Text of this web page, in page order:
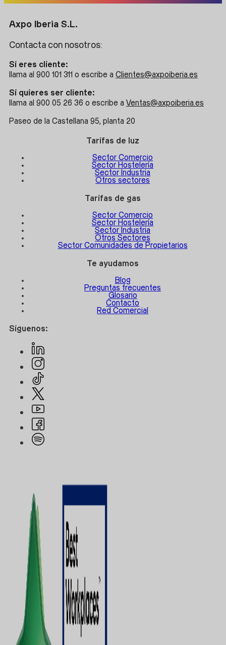
Axpo Iberia S.L.
Contacta con nosotros:
Si eres cliente:
llama al 900 101 311 o escribe a Clientes@axpoiberia.es
Si quieres ser cliente:
llama al 900 05 26 36 o escribe a Ventas@axpoiberia.es
Paseo de la Castellana 95, planta 20
Tarifas de luz
Sector Comercio
Sector Hostelería
Sector Industria
Otros sectores
Tarifas de gas
Sector Comercio
Sector Hostelería
Sector Industria
Otros Sectores
Sector Comunidades de Propietarios
Te ayudamos
Blog
Preguntas frecuentes
Glosario
Contacto
Red Comercial
Síguenos: